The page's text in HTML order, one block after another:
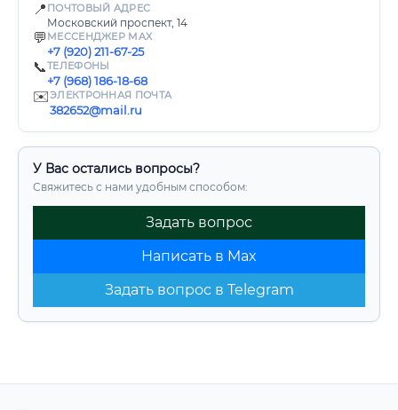
📍 ПОЧТОВЫЙ АДРЕС
Московский проспект, 14
💬 МЕССЕНДЖЕР MAX
+7 (920) 211-67-25
📞ТЕЛЕФОНЫ
+7 (968) 186-18-68
✉️ЭЛЕКТРОННАЯ ПОЧТА
382652@mail.ru
У Вас остались вопросы?
Свяжитесь с нами удобным способом:
Задать вопрос
Написать в Max
Задать вопрос в Telegram